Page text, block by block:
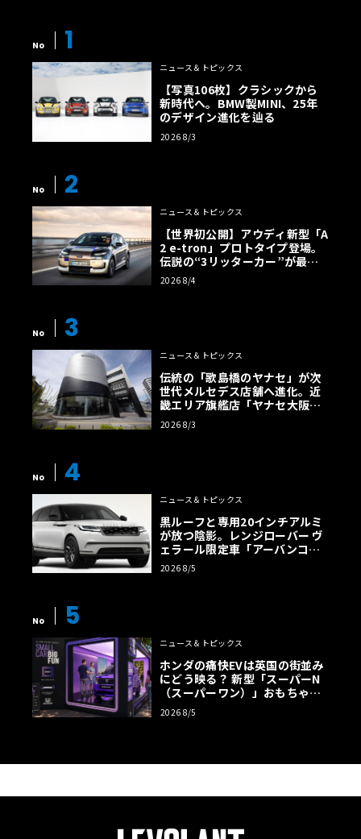
No 1
ニュース＆トピックス
【写真106枚】クラシックから
新時代へ。BMW製MINI、25年
のデザイン進化を辿る
2026 8/3
No 2
ニュース＆トピックス
【世界初公開】アウディ新型「A
2 e-tron」プロトタイプ登場。
伝説の“3リッターカー”が最高
効率エントリーBEVとして復活
【画像38枚】
2026 8/4
No 3
ニュース＆トピックス
伝統の「歌島橋のヤナセ」が次
世代メルセデス店舗へ進化。近
畿エリア旗艦店「ヤナセ大阪支
店」がリニューアル
2026 8/3
No 4
ニュース＆トピックス
黒ルーフと専用20インチアルミ
が放つ陰影。レンジローバー ヴ
ェラール限定車「アーバンコン
トラスト・エディション」登場
2026 8/5
No 5
ニュース＆トピックス
ホンダの痛快EVは英国の街並み
にどう映る？ 新型「スーパーN
（スーパーワン）」おもちゃ箱
ツアーの全貌
2026 8/5